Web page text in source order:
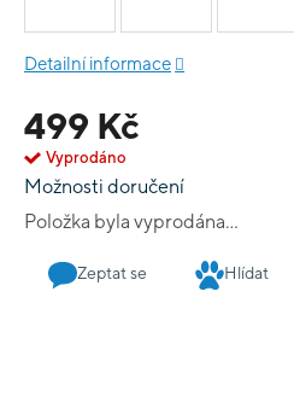
499 Kč
Vyprodáno
Možnosti doručení
Položka byla vyprodána…
Detailní informace
Zeptat se Hlídat